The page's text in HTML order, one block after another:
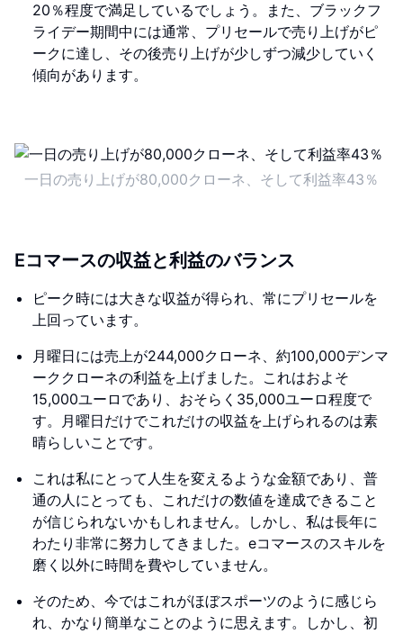
20％程度で満足しているでしょう。また、ブラックフ
ライデー期間中には通常、プリセールで売り上げがピ
ークに達し、その後売り上げが少しずつ減少していく
傾向があります。
一日の売り上げが80,000クローネ、そして利益率43％
Eコマースの収益と利益のバランス
ピーク時には大きな収益が得られ、常にプリセールを
上回っています。
月曜日には売上が244,000クローネ、約100,000デンマ
ーククローネの利益を上げました。これはおよそ
15,000ユーロであり、おそらく35,000ユーロ程度で
す。月曜日だけでこれだけの収益を上げられるのは素
晴らしいことです。
これは私にとって人生を変えるような金額であり、普
通の人にとっても、これだけの数値を達成できること
が信じられないかもしれません。しかし、私は長年に
わたり非常に努力してきました。eコマースのスキルを
磨く以外に時間を費やしていません。
そのため、今ではこれがほぼスポーツのように感じら
れ、かなり簡単なことのように思えます。しかし、初